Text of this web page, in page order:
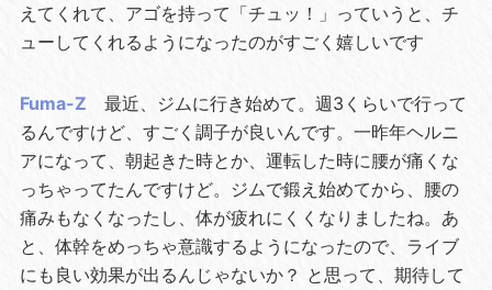
えてくれて、アゴを持って「チュッ！」っていうと、チ
ューしてくれるようになったのがすごく嬉しいです
Fuma-Z
最近、ジムに行き始めて。週3くらいで行って
るんですけど、すごく調子が良いんです。一昨年ヘルニ
アになって、朝起きた時とか、運転した時に腰が痛くな
っちゃってたんですけど。ジムで鍛え始めてから、腰の
痛みもなくなったし、体が疲れにくくなりましたね。あ
と、体幹をめっちゃ意識するようになったので、ライブ
にも良い効果が出るんじゃないか？ と思って、期待して